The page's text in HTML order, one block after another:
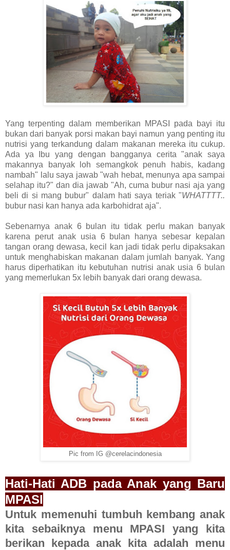
Yang terpenting dalam memberikan MPASI pada bayi itu
bukan dari banyak porsi makan bayi namun yang penting itu
nutrisi yang terkandung dalam makanan mereka itu cukup.
Ada ya Ibu yang dengan bangganya cerita "anak saya
makannya banyak loh semangkok penuh habis, kadang
nambah" lalu saya jawab "wah hebat, menunya apa sampai
selahap itu?" dan dia jawab "Ah, cuma bubur nasi aja yang
beli di si mang bubur" dalam hati saya teriak "WHATTTT..
bubur nasi kan hanya ada karbohidrat aja".
Sebenarnya anak 6 bulan itu tidak perlu makan banyak
karena perut anak usia 6 bulan hanya sebesar kepalan
tangan orang dewasa, kecil kan jadi tidak perlu dipaksakan
untuk menghabiskan makanan dalam jumlah banyak. Yang
harus diperhatikan itu kebutuhan nutrisi anak usia 6 bulan
yang memerlukan 5x lebih banyak dari orang dewasa.
Pic from IG @cerelacindonesia
Hati-Hati ADB pada Anak yang Baru
MPASI
Untuk memenuhi tumbuh kembang anak
kita sebaiknya menu MPASI yang kita
berikan kepada anak kita adalah menu